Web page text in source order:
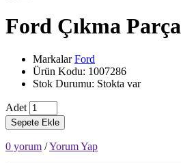
Ford Çıkma Parça
MarkalarFord
Ürün Kodu: 1007286
Stok Durumu: Stokta var
Adet
Sepete Ekle
0 yorum /Yorum Yap